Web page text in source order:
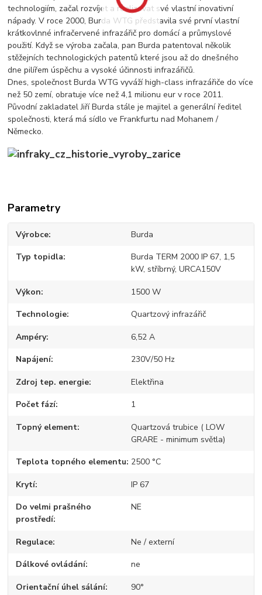
technologiím, začal rozvíjet a realizovat své vlastní inovativní
nápady. V roce 2000, Burda WTG představila své první vlastní
krátkovlnné infračervené infrazářič pro domácí a průmyslové
použití. Když se výroba začala, pan Burda patentoval několik
stěžejních technologických patentů které jsou až do dnešného
dne pilířem úspěchu a vysoké účinnosti infrazářičů.
Dnes, společnost Burda WTG vyváží high-class infrazářiče do více
než 50 zemí, obratuje více než 4,1 milionu eur v roce 2011.
Původní zakladatel Jiří Burda stále je majitel a generální ředitel
společnosti, která má sídlo ve Frankfurtu nad Mohanem /
Německo.
Parametry
Výrobce Burda
Typ topidla
Burda TERM 2000 IP 67, 1,5
kW, stříbrný, URCA150V
Výkon 1500 W
Technologie Quartzový infrazářič
Ampéry 6,52 A
Napájení 230V/50 Hz
Zdroj tep. energie Elektřina
Počet fází 1
Topný element
Quartzová trubice ( LOW
GRARE - minimum světla)
Teplota topného elementu 2500 °C
Krytí IP 67
Do velmi prašného
prostředí
NE
Regulace Ne / externí
Dálkové ovládání ne
Orientační úhel sálání 90°